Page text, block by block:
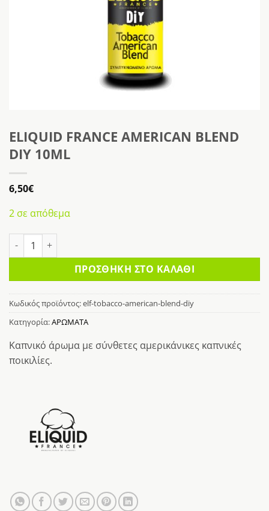
ELIQUID FRANCE AMERICAN BLEND
DIY 10ML
6,50€
2 σε απόθεμα
ΠΡΟΣΘΉΚΗ ΣΤΟ ΚΑΛΆΘΙ
Κωδικός προϊόντος:elf-tobacco-american-blend-diy
Κατηγορία:ΑΡΩΜΑΤΑ
Καπνικό άρωμα με σύνθετες αμερικάνικες καπνικές
ποικιλίες.